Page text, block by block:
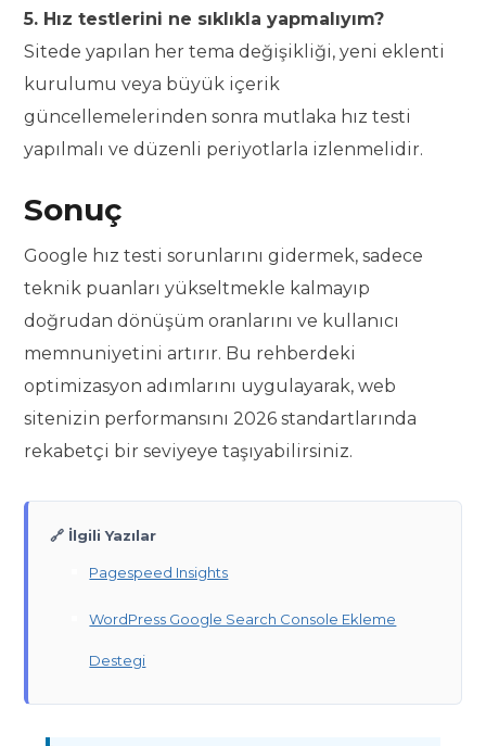
5. Hız testlerini ne sıklıkla yapmalıyım?
Sitede yapılan her tema değişikliği, yeni eklenti
kurulumu veya büyük içerik
güncellemelerinden sonra mutlaka hız testi
yapılmalı ve düzenli periyotlarla izlenmelidir.
Sonuç
Google hız testi sorunlarını gidermek, sadece
teknik puanları yükseltmekle kalmayıp
doğrudan dönüşüm oranlarını ve kullanıcı
memnuniyetini artırır. Bu rehberdeki
optimizasyon adımlarını uygulayarak, web
sitenizin performansını 2026 standartlarında
rekabetçi bir seviyeye taşıyabilirsiniz.
🔗 İlgili Yazılar
Pagespeed Insights
WordPress Google Search Console Ekleme
Destegi